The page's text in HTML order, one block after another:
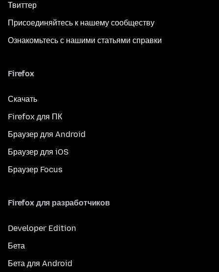
Твиттер
Присоединяйтесь к нашему сообществу
Ознакомьтесь с нашими статьями справки
Firefox
Скачать
Firefox для ПК
Браузер для Android
Браузер для iOS
Браузер Focus
Firefox для разработчиков
Developer Edition
Бета
Бета для Android